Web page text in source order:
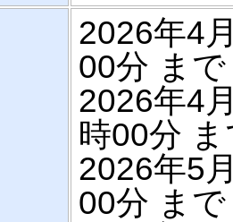
2026年4
00分 まで
2026年4
時00分
2026年5
00分 まで